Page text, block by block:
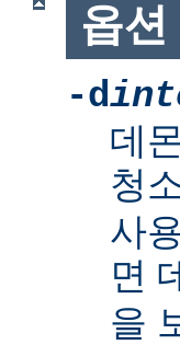
옵션
-d
데
청
사
면
을